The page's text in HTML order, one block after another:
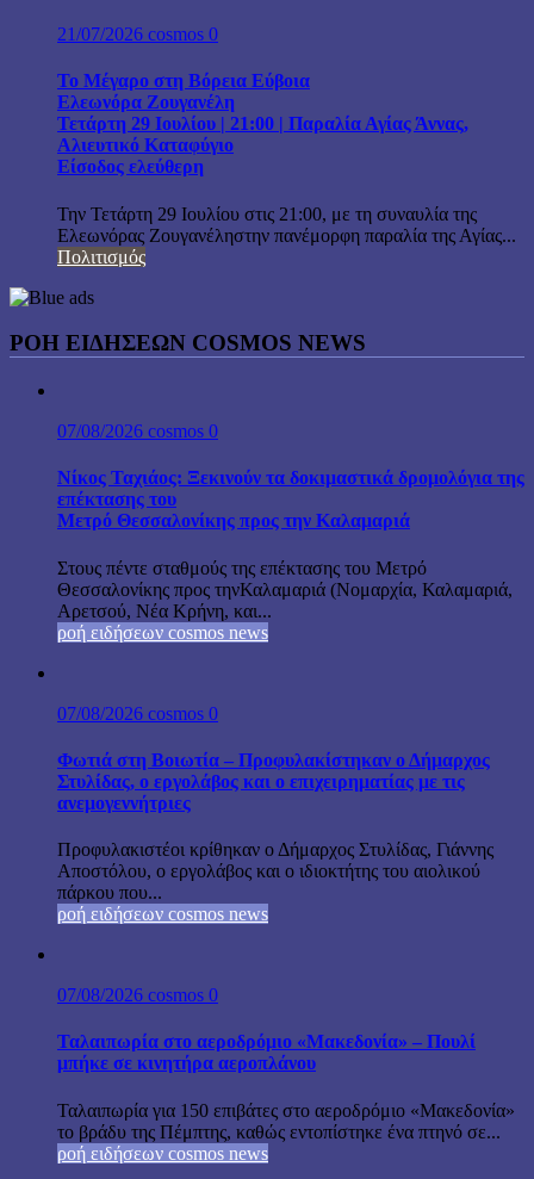
21/07/2026 cosmos 0
Το Μέγαρο στη Βόρεια Εύβοια
Ελεωνόρα Ζουγανέλη
Τετάρτη 29 Ιουλίου | 21:00 | Παραλία Αγίας Άννας,
Αλιευτικό Καταφύγιο
Είσοδος ελεύθερη
Την Τετάρτη 29 Ιουλίου στις 21:00, με τη συναυλία της
Ελεωνόρας Ζουγανέληστην πανέμορφη παραλία της Αγίας...
Πολιτισμός
ΡΟΗ ΕΙΔΗΣΕΩΝ COSMOS NEWS
07/08/2026 cosmos 0
Νίκος Ταχιάος: Ξεκινούν τα δοκιμαστικά δρομολόγια της
επέκτασης του
Μετρό Θεσσαλονίκης προς την Καλαμαριά
Στους πέντε σταθμούς της επέκτασης του Μετρό
Θεσσαλονίκης προς τηνΚαλαμαριά (Νομαρχία, Καλαμαριά,
Αρετσού, Νέα Κρήνη, και...
ροή ειδήσεων cosmos news
07/08/2026 cosmos 0
Φωτιά στη Βοιωτία – Προφυλακίστηκαν ο Δήμαρχος
Στυλίδας, ο εργολάβος και ο επιχειρηματίας με τις
ανεμογεννήτριες
Προφυλακιστέοι κρίθηκαν ο Δήμαρχος Στυλίδας, Γιάννης
Αποστόλου, ο εργολάβος και ο ιδιοκτήτης του αιολικού
πάρκου που...
ροή ειδήσεων cosmos news
07/08/2026 cosmos 0
Ταλαιπωρία στο αεροδρόμιο «Μακεδονία» – Πουλί
μπήκε σε κινητήρα αεροπλάνου
Ταλαιπωρία για 150 επιβάτες στο αεροδρόμιο «Μακεδονία»
το βράδυ της Πέμπτης, καθώς εντοπίστηκε ένα πτηνό σε...
ροή ειδήσεων cosmos news